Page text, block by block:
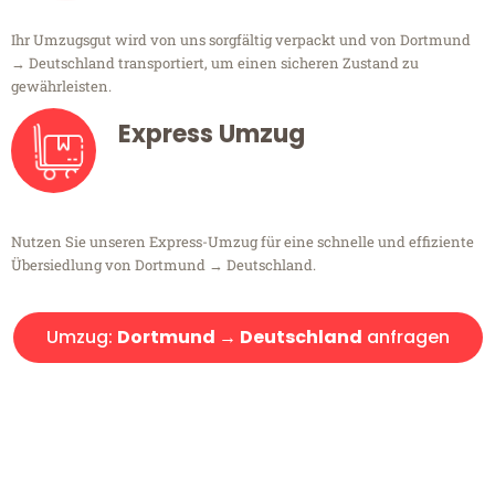
Ihr Umzugsgut wird von uns sorgfältig verpackt und von Dortmund
→ Deutschland transportiert, um einen sicheren Zustand zu
gewährleisten.
Express Umzug
Nutzen Sie unseren Express-Umzug für eine schnelle und effiziente
Übersiedlung von Dortmund → Deutschland.
Umzug: Dortmund → Deutschland anfragen